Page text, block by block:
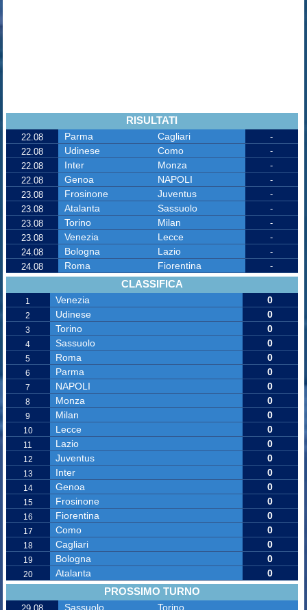
RISULTATI
22.08 Parma Cagliari
-
22.08
Udinese Como
-
22.08
Inter Monza
-
22.08
Genoa NAPOLI
-
23.08
Frosinone Juventus
-
23.08
Atalanta Sassuolo
-
23.08
Torino Milan
-
23.08
Venezia Lecce
-
24.08
Bologna Lazio
-
24.08
Roma Fiorentina -
CLASSIFICA
1 Venezia 0
2 Udinese 0
3 Torino 0
4 Sassuolo 0
5 Roma 0
6 Parma 0
7 NAPOLI 0
8 Monza 0
9 Milan 0
10 Lecce 0
11 Lazio 0
12 Juventus 0
13 Inter 0
14 Genoa 0
15 Frosinone 0
16 Fiorentina 0
17 Como 0
18 Cagliari 0
19 Bologna 0
20 Atalanta 0
PROSSIMO TURNO
Sassuolo Torino